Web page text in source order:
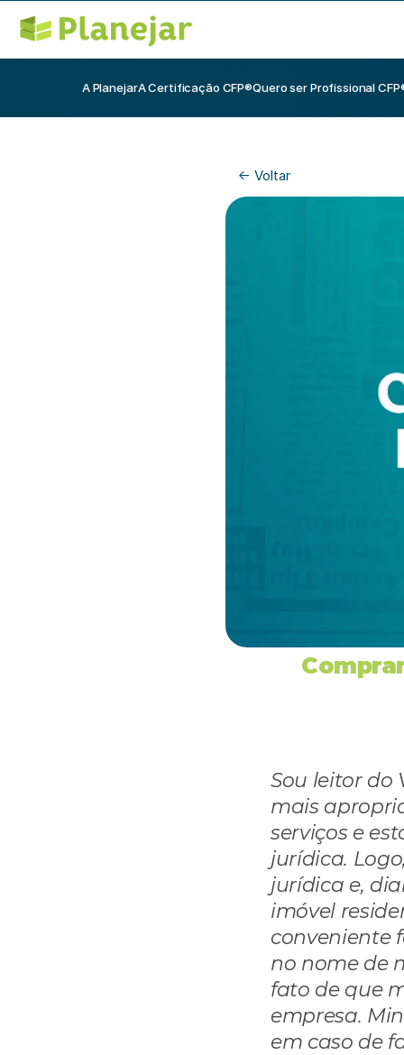
A PlanejarA Certificação CFP®Quero ser Profissional
<- Voltar
Sou leitor do
mais
serviços e
jurídica.
jurídica e,
imóvel
conveniente
no nome de
fato de que
empresa.
em caso de